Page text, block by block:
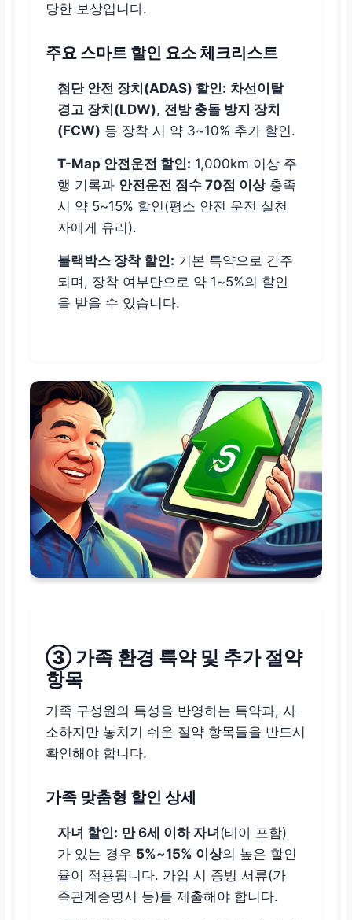
당한 보상입니다.
주요 스마트 할인 요소 체크리스트
첨단 안전 장치(ADAS) 할인: 차선이탈
경고 장치(LDW), 전방 충돌 방지 장치
(FCW) 등 장착 시 약 3~10% 추가 할인.
T-Map 안전운전 할인: 1,000km 이상 주
행 기록과 안전운전 점수 70점 이상충족
시 약 5~15% 할인(평소 안전 운전 실천
자에게 유리).
블랙박스 장착 할인: 기본 특약으로 간주
되며, 장착 여부만으로 약 1~5%의 할인
을 받을 수 있습니다.
③ 가족 환경 특약 및 추가 절약
항목
가족 구성원의 특성을 반영하는 특약과, 사
소하지만 놓치기 쉬운 절약 항목들을 반드시
확인해야 합니다.
가족 맞춤형 할인 상세
자녀 할인: 만 6세 이하 자녀(태아 포함)
가 있는 경우 5%~15% 이상의 높은 할인
율이 적용됩니다. 가입 시 증빙 서류(가
족관계증명서 등)를 제출해야 합니다.